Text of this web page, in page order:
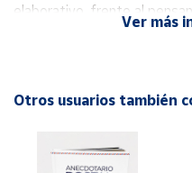
Área
cliente
elaborativo, frente al
rememorativo. Se centra en
ISBN: 9788478699278
Ver más
Otros usuarios también